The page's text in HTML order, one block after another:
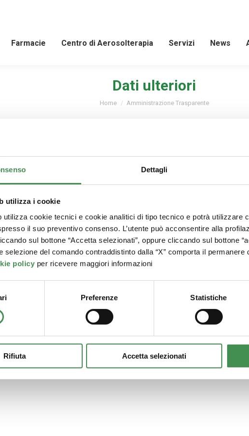
Dettagli
utilizza i cookie
utilizza cookie tecnici e cookie analitici di tipo tecnico e potrà utilizzare
il suo preventivo consenso. L’utente può acconsentire alla
sul bottone “Accetta selezionati”, oppure cliccando sul bottone
selezione del comando contraddistinto dalla “X” comporta il permanere
policy per ricevere maggiori informazioni
Preferenze Statistiche
Rifiuta Accetta selezionati
Farmacie Centro di Aerosolterapia Servizi News
Dati ulteriori
You are here:
Home Amministrazione Trasparente
di trasparenza e non riconducibili a nessuna delle altre sotto-
alle ore 02:07 pmSezione dove sono collocati dati,
normativa…